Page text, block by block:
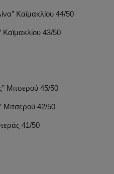
Καϊμακλίου 44/50
Καϊμακλίου 43/50
Μιτσερού 45/50
42/50
41/50